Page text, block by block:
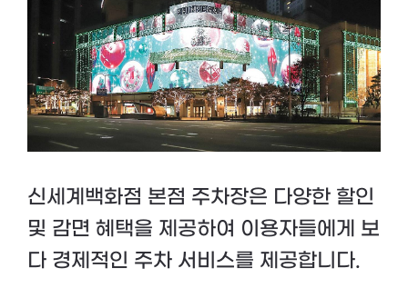
신세계백화점 본점 주차장은 다양한 할인
및 감면 혜택을 제공하여 이용자들에게 보
다 경제적인 주차 서비스를 제공합니다.